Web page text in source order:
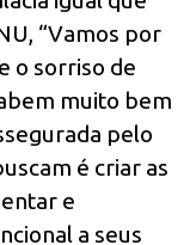
“Vamos por
o sorriso de
muito bem
pelo
é criar as
e
a seus